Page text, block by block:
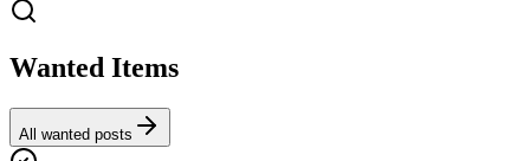
Wanted Items
All wanted posts